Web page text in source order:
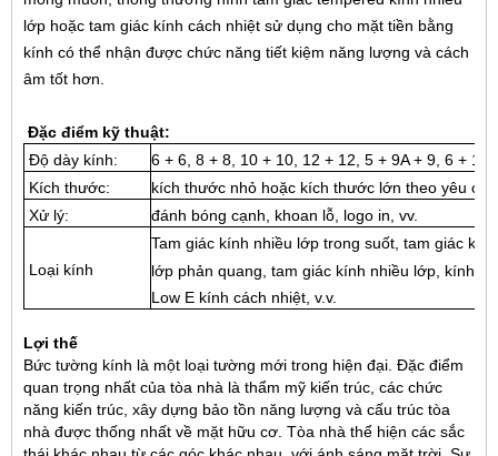
lớp hoặc tam giác kính cách nhiệt sử dụng cho mặt tiền bằng
kính có thể nhận được chức năng tiết kiệm năng lượng và cách
âm tốt hơn.
Đặc điểm kỹ thuật:
Độ dày kính:
6 + 6, 8 + 8, 10 + 10, 12 + 12, 5 + 9A + 9, 6 +
Kích thước:
kích thước nhỏ hoặc kích thước lớn theo yêu
Xử lý:
đánh bóng cạnh, khoan lỗ, logo in, vv.
Loại kính
Tam giác kính nhiều lớp trong suốt, tam giác
lớp phản quang, tam giác kính nhiều lớp, kính
Low E kính cách nhiệt , v.v.
Lợi thế
Bức tường kính là một loại tường mới trong hiện đại. Đặc điểm
quan trọng nhất của tòa nhà là thẩm mỹ kiến ​​trúc, các chức
năng kiến ​​trúc, xây dựng bảo tồn năng lượng và cấu trúc tòa
nhà được thống nhất về mặt hữu cơ. Tòa nhà thể hiện các sắc